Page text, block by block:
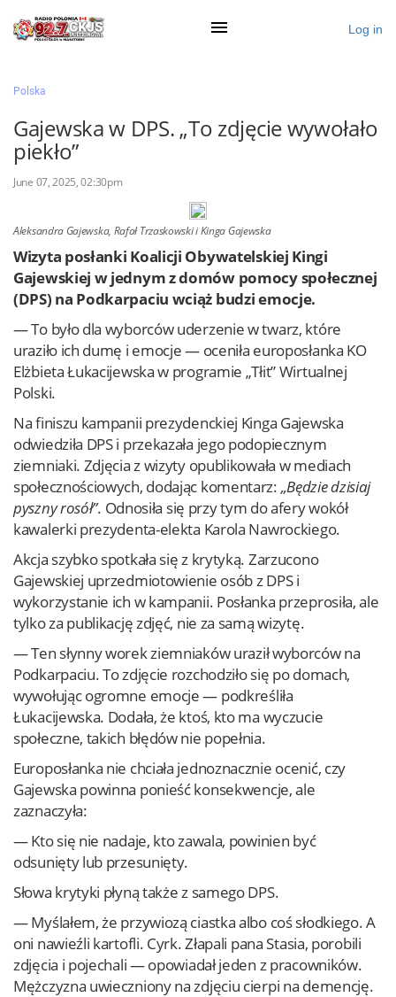
Ogłoś się
Działy
Zaloguj przez Clascal
×
Log in
Polska
Gajewska w DPS. „To zdjęcie wywołało
piekło”
June 07, 2025, 02:30pm
Aleksandra Gajewska, Rafał Trzaskowski i Kinga Gajewska
Wizyta posłanki Koalicji Obywatelskiej Kingi
Gajewskiej w jednym z domów pomocy społecznej
(DPS) na Podkarpaciu wciąż budzi emocje.
— To było dla wyborców uderzenie w twarz, które
uraziło ich dumę i emocje — oceniła europosłanka KO
Elżbieta Łukacijewska w programie „Tłit” Wirtualnej
Polski.
Na finiszu kampanii prezydenckiej Kinga Gajewska
odwiedziła DPS i przekazała jego podopiecznym
ziemniaki. Zdjęcia z wizyty opublikowała w mediach
społecznościowych, dodając komentarz: „Będzie dzisiaj
pyszny rosół”. Odnosiła się przy tym do afery wokół
kawalerki prezydenta-elekta Karola Nawrockiego.
Akcja szybko spotkała się z krytyką. Zarzucono
Gajewskiej uprzedmiotowienie osób z DPS i
wykorzystanie ich w kampanii. Posłanka przeprosiła, ale
tylko za publikację zdjęć, nie za samą wizytę.
— Ten słynny worek ziemniaków uraził wyborców na
Podkarpaciu. To zdjęcie rozchodziło się po domach,
wywołując ogromne emocje — podkreśliła
Łukacijewska. Dodała, że ktoś, kto ma wyczucie
społeczne, takich błędów nie popełnia.
Europosłanka nie chciała jednoznacznie ocenić, czy
Gajewska powinna ponieść konsekwencje, ale
zaznaczyła:
— Kto się nie nadaje, kto zawala, powinien być
odsunięty lub przesunięty.
Słowa krytyki płyną także z samego DPS.
— Myślałem, że przywiozą ciastka albo coś słodkiego. A
oni nawieźli kartofli. Cyrk. Złapali pana Stasia, porobili
zdjęcia i pojechali — opowiadał jeden z pracowników.
Mężczyzna uwieczniony na zdjęciu cierpi na demencję.